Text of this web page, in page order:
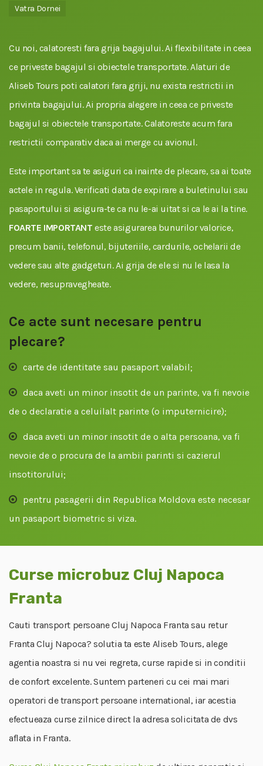
Vatra Dornei
Cu noi, calatoresti fara grija bagajului. Ai flexibilitate in ceea
ce priveste bagajul si obiectele transportate. Alaturi de
Aliseb Tours poti calatori fara griji, nu exista restrictii in
privinta bagajului. Ai propria alegere in ceea ce priveste
bagajul si obiectele transportate. Calatoreste acum fara
restrictii comparativ daca ai merge cu avionul.
Este important sa te asiguri ca inainte de plecare, sa ai toate
actele in regula. Verificati data de expirare a buletinului sau
pasaportului si asigura-te ca nu le-ai uitat si ca le ai la tine.
FOARTE IMPORTANT este asigurarea bunurilor valorice,
precum banii, telefonul, bijuteriile, cardurile, ochelarii de
vedere sau alte gadgeturi. Ai grija de ele si nu le lasa la
vedere, nesupravegheate.
Ce acte sunt necesare pentru
plecare?
carte de identitate sau pasaport valabil;
daca aveti un minor insotit de un parinte, va fi nevoie
de o declaratie a celuilalt parinte (o imputernicire);
daca aveti un minor insotit de o alta persoana, va fi
nevoie de o procura de la ambii parinti si cazierul
insotitorului;
pentru pasagerii din Republica Moldova este necesar
un pasaport biometric si viza.
Curse microbuz Cluj Napoca
Franta
Cauti transport persoane Cluj Napoca Franta sau retur
Franta Cluj Napoca? solutia ta este Aliseb Tours, alege
agentia noastra si nu vei regreta, curse rapide si in conditii
de confort excelente. Suntem parteneri cu cei mai mari
operatori de transport persoane international, iar acestia
efectueaza curse zilnice direct la adresa solicitata de dvs
aflata in Franta.